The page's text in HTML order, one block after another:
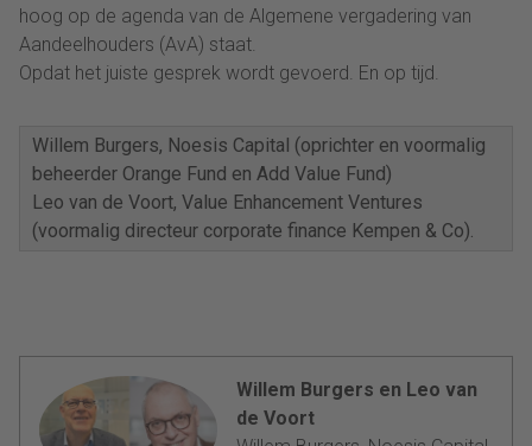
hoog op de agenda van de Algemene vergadering van
Aandeelhouders (AvA) staat.
Opdat het juiste gesprek wordt gevoerd. En op tijd.
Willem Burgers, Noesis Capital (oprichter en voormalig
beheerder Orange Fund en Add Value Fund)
Leo van de Voort, Value Enhancement Ventures
(voormalig directeur corporate finance Kempen & Co).
Willem Burgers en Leo van
de Voort